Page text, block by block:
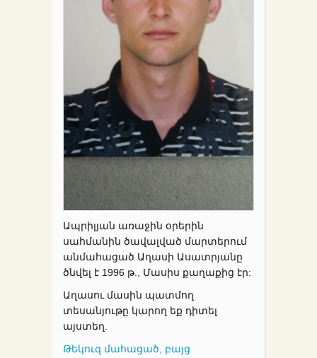
Ապրիլյան առաջին օրերին
սահմանին ծավալված մարտերում
անմահացած Աղասի Ասատրյանը
ծնվել է 1996 թ., Մասիս քաղաքից էր:
Աղասու մասին պատմող
տեսանյութը կարող եք դիտել
այստեղ.
Թեկուզ մահացած, բայց